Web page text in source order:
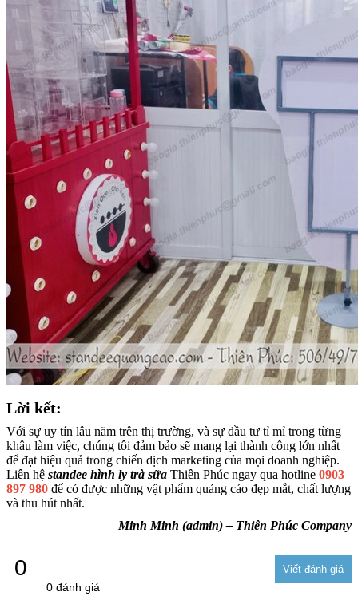
Lời kết:
Với sự uy tín lâu năm trên thị trường, và sự đầu tư tỉ mỉ trong từng
khâu làm việc, chúng tôi đảm bảo sẽ mang lại thành công lớn nhất
để đạt hiệu quả trong chiến dịch marketing của mọi doanh nghiệp.
Liên hệ standee hình ly trà sữa Thiên Phúc ngay qua hotline 0903
897 980 để có được những vật phẩm quảng cáo đẹp mắt, chất lượng
và thu hút nhất.
Minh Minh (admin) – Thiên Phúc Company
0
0 đánh giá